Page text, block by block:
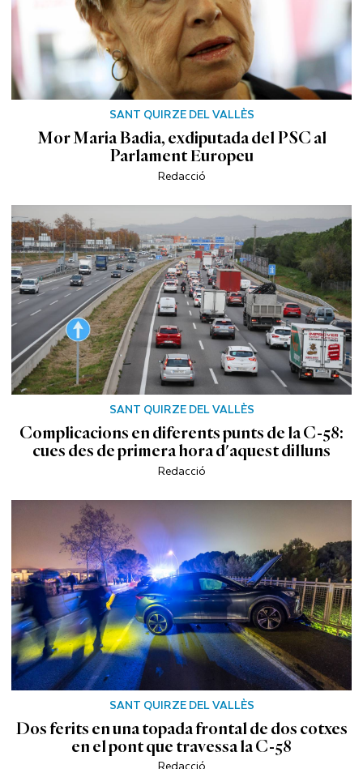
SANT QUIRZE DEL VALLÈS
Mor Maria Badia, exdiputada del PSC al
Parlament Europeu
Redacció
SANT QUIRZE DEL VALLÈS
Complicacions en diferents punts de la C-58:
cues des de primera hora d'aquest dilluns
Redacció
SANT QUIRZE DEL VALLÈS
Dos ferits en una topada frontal de dos cotxes
en el pont que travessa la C-58